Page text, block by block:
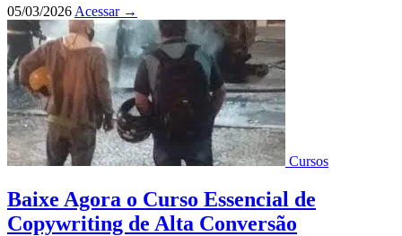
05/03/2026 Acessar →
Cursos
Baixe Agora o Curso Essencial de
Copywriting de Alta Conversão